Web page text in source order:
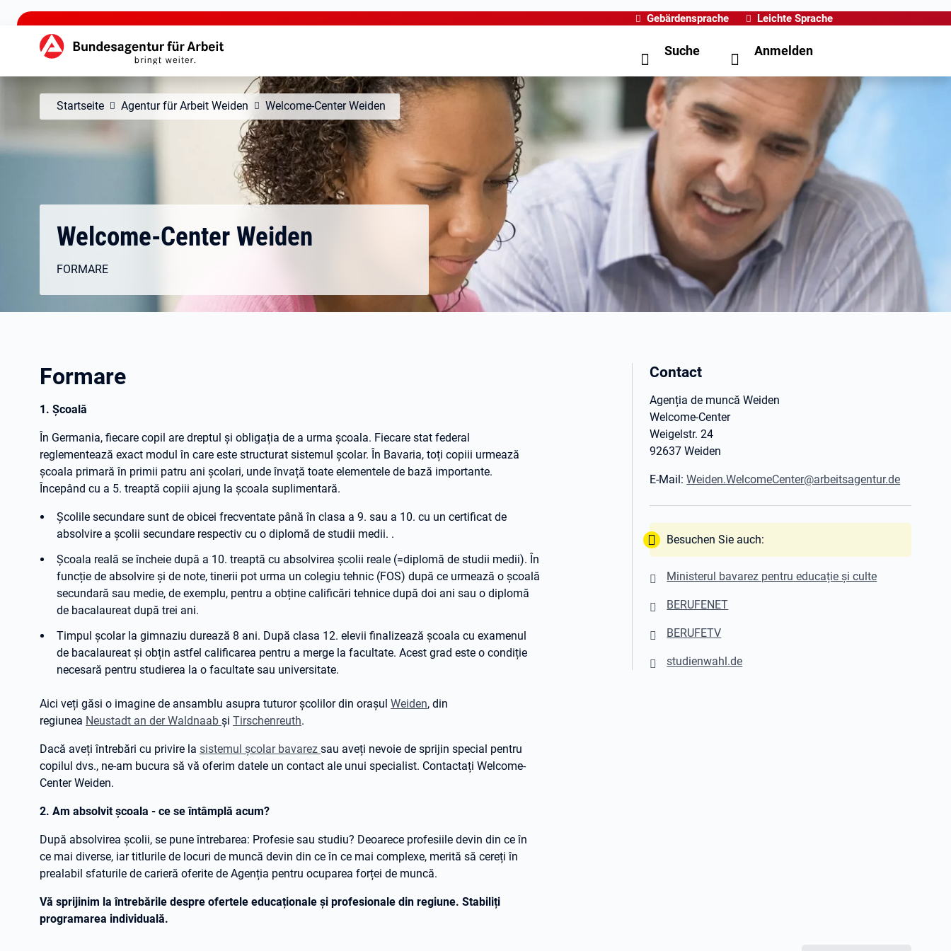
zu den Hauptinhalten springen
Gebärdensprache Leichte Sprache
Hauptnavigation Suche Anmelden
Startseite Agentur für Arbeit Weiden Welcome-Center Weiden
Welcome-Center Weiden
FORMARE
Formare
1. Școală
În Germania, fiecare copil are dreptul și obligația de a urma școala. Fiecare stat federal
reglementează exact modul în care este structurat sistemul școlar. În Bavaria, toți copiii urmează
școala primară în primii patru ani școlari, unde învață toate elementele de bază importante.
Începând cu a 5. treaptă copiii ajung la școala suplimentară.
Școlile secundare sunt de obicei frecventate până în clasa a 9. sau a 10. cu un certificat de
absolvire a școlii secundare respectiv cu o diplomă de studii medii. .
Școala reală se încheie după a 10. treaptă cu absolvirea școlii reale (=diplomă de studii medii). În
funcție de absolvire și de note, tinerii pot urma un colegiu tehnic (FOS) după ce urmează o școală
secundară sau medie, de exemplu, pentru a obține calificări tehnice după doi ani sau o diplomă
de bacalaureat după trei ani.
Timpul școlar la gimnaziu durează 8 ani. După clasa 12. elevii finalizează școala cu examenul
de bacalaureat și obțin astfel calificarea pentru a merge la facultate. Acest grad este o condiție
necesară pentru studierea la o facultate sau universitate.
Aici veți găsi o imagine de ansamblu asupra tuturor școlilor din orașul Weiden, din
regiunea Neustadt an der Waldnaab și Tirschenreuth.
Dacă aveți întrebări cu privire la sistemul școlar bavarez sau aveți nevoie de sprijin special pentru
copilul dvs., ne-am bucura să vă oferim datele un contact ale unui specialist. Contactați Welcome-
Center Weiden.
2. Am absolvit școala - ce se întâmplă acum?
După absolvirea școlii, se pune întrebarea: Profesie sau studiu? Deoarece profesiile devin din ce în
ce mai diverse, iar titlurile de locuri de muncă devin din ce în ce mai complexe, merită să cereți în
prealabil sfaturile de carieră oferite de Agenția pentru ocuparea forței de muncă.
Vă sprijinim la întrebările despre ofertele educaționale și profesionale din regiune. Stabiliți
programarea individuală.
Contact
Agenția de muncă Weiden
Welcome-Center
Weigelstr. 24
92637 Weiden
E-Mail:Weiden.WelcomeCenter@arbeitsagentur.de
Tipp:
Besuchen Sie auch:
Ministerul bavarez pentru educație și culte
BERUFENET
BERUFETV
studienwahl.de